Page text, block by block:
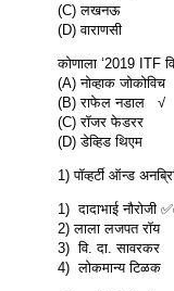
(C) लखनऊ
(D) वाराणसी
कोणाला ‘2019 ITF
(A) नोव्हाक जोकोविच
(B) राफेल नडाल √
(C) रॉजर फेडरर
(D) डेव्हिड थिएम
1) पॉव्हर्टी ऑन्ड
1) दादाभाई नौरोजी
2) लाला लजपत रॉय
3) वि. दा. सावरकर
4) लोकमान्य टिळक